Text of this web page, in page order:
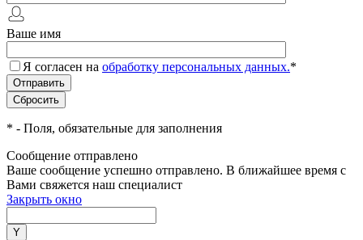
Ваше имя
Я согласен на обработку персональных данных.*
* - Поля, обязательные для заполнения
Сообщение отправлено
Ваше сообщение успешно отправлено. В ближайшее время с
Вами свяжется наш специалист
Закрыть окно